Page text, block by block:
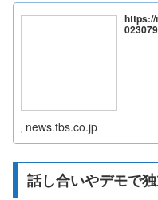
news.tbs.co.jp
話し合いやデモで